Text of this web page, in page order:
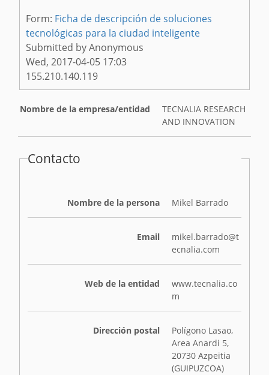
Form: Ficha de descripción de soluciones
tecnológicas para la ciudad inteligente
Submitted byAnonymous
Wed, 2017-04-05 17:03
155.210.140.119
Nombre de la empresa/entidad
TECNALIA RESEARCH
AND INNOVATION
Contacto
Nombre de la persona Mikel Barrado
Email
mikel.barrado@t
ecnalia.com
Web de la entidad
www.tecnalia.co
m
Dirección postal
Polígono Lasao,
Area Anardi 5,
20730 Azpeitia
(GUIPUZCOA)